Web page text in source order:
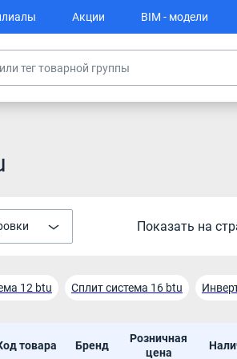
Акции BIM - модели
Показать на
12 btu Cплит система 16 btu
Кондиционер Ballu 18 btu
товара Бренд
Розничная
цена